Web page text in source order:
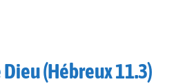
(Hébreux 11.3)